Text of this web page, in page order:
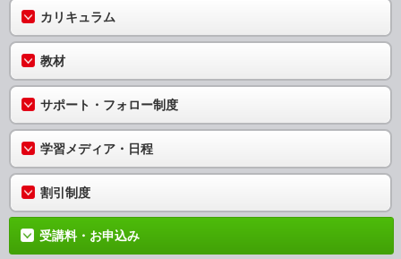
カリキュラム
教材
サポート・フォロー制度
学習メディア・日程
割引制度
受講料・お申込み